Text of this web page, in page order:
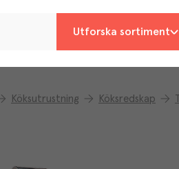
Utforska sortiment
Köksutrustning Köksredskap